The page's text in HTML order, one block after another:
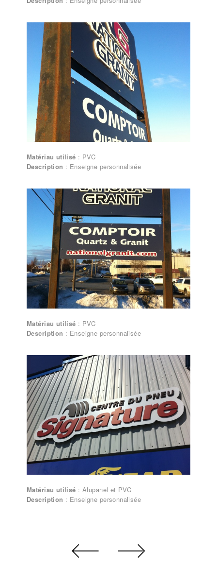
personnalisée
Matériau utilisé : PVC
Description : Enseigne personnalisée
personnalisée
Matériau utilisé : PVC
Description : Enseigne personnalisée
personnalisée
Matériau utilisé : Alupanel et PVC
Description : Enseigne personnalisée